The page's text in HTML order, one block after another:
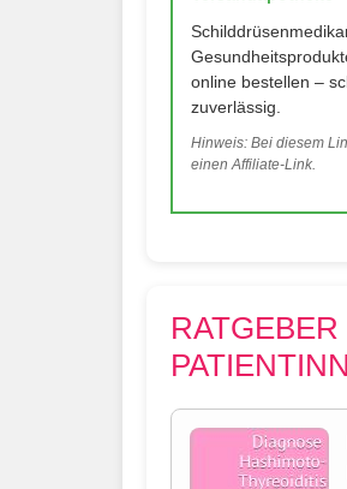
online bestellen –
zuverlässig.
Hinweis: Bei diesem
einen Affiliate-Link.
RATGEBER